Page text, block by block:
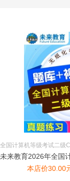
本店价30.00